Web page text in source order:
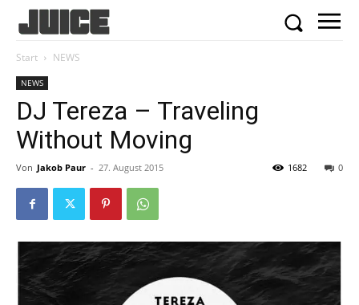
Start NEWS
NEWS
DJ Tereza – Traveling
Without Moving
Von Jakob Paur - 27. August 2015 0
1682